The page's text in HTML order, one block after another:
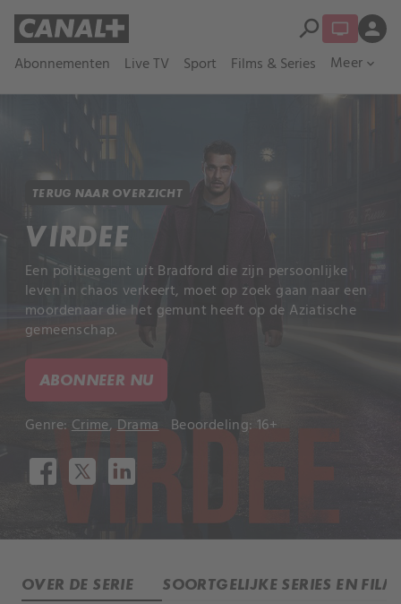
Abonnementen Live TV Sport Films & Series Meer expand_more
search person
TERUG NAAR OVERZICHT
VIRDEE
Een politieagent uit Bradford die zijn persoonlijke
leven in chaos verkeert, moet op zoek gaan naar een
moordenaar die het gemunt heeft op de Aziatische
gemeenschap.
ABONNEER NU
Genre: Crime,Drama Beoordeling: 16+
OVER DE SERIE SOORTGELIJKE SERIES EN